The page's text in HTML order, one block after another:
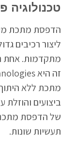
טכנולוגיה
הדפסת מתכת
ליצור רכיבים
מתקדמות. אחת
מתכת ללא
ביצועים והוזלת
תעשיות שונות.